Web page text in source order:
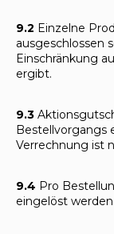
9.2 Einzelne
ausgeschlossen
Einschränkung
ergibt.
9.3
Bestellvorgangs
Verrechnung ist
9.4 Pro
eingelöst werden.